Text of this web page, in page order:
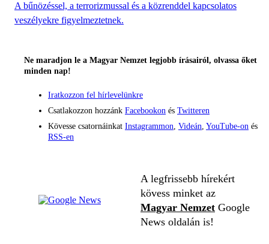
A bűnözéssel, a terrorizmussal és a közrenddel kapcsolatos
veszélyekre figyelmeztetnek.
Ne maradjon le a Magyar Nemzet legjobb írásairól, olvassa őket
minden nap!
Iratkozzon fel hírlevelünkre
Csatlakozzon hozzánk Facebookon és Twitteren
Kövesse csatornáinkat Instagrammon, Videán, YouTube-on és
RSS-en
A legfrissebb hírekért
kövess minket az
Magyar Nemzet Google
News oldalán is!